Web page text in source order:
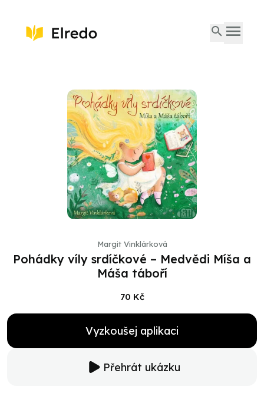
Margit Vinklárková
Pohádky víly srdíčkové – Medvědi Míša a
Máša táboří
70 Kč
Vyzkoušej aplikaci
Přehrát ukázku